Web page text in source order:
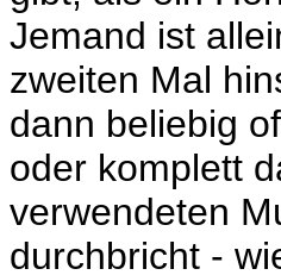
Jemand ist
zweiten Mal
dann beliebig
oder komplett
verwendeten
durchbricht -